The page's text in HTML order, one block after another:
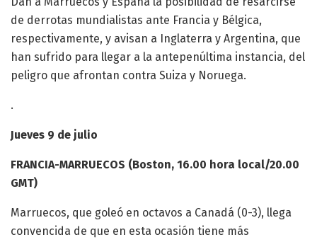
de derrotas mundialistas ante Francia y Bélgica,
respectivamente, y avisan a Inglaterra y Argentina, que
han sufrido para llegar a la antepenúltima instancia, del
peligro que afrontan contra Suiza y Noruega.
.
Jueves 9 de julio
FRANCIA-MARRUECOS (Boston, 16.00 hora local/20.00
GMT)
Marruecos, que goleó en octavos a Canadá (0-3), llega
convencida de que en esta ocasión tiene más